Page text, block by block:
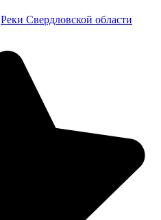
Реки Свердловской области